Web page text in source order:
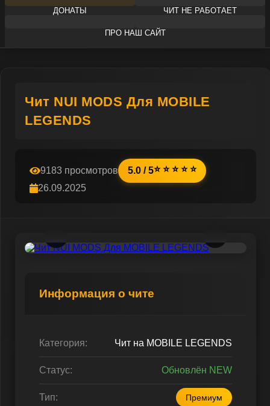
ДОНАТЫ ЧИТ НЕ РАБОТАЕТ
ПРО НАШ САЙТ
Чит NUI MODS Для MOBILE
LEGENDS
9183 просмотров 5.0 / 5⭐ ⭐ ⭐ ⭐ ⭐
26.09.2025
Информация о чите
Категория: Чит на MOBILE LEGENDS
Статус: Обновлён NEW
Тип: Премиум